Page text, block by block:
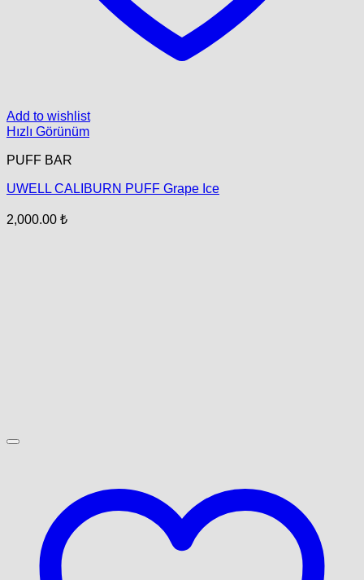
Add to wishlist
Hızlı Görünüm
PUFF BAR
UWELL CALIBURN PUFF Grape Ice
2,000.00 ₺